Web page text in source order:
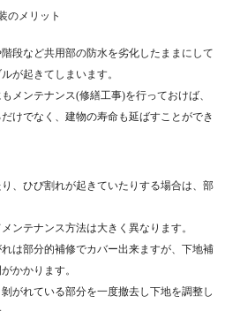
のメリット
段など共用部の防水を劣化したままにして
が起きてしまいます。
メンテナンス(修繕工事)を行っておけば、
けでなく、建物の寿命も延ばすことができ
、ひび割れが起きていたりする場合は、部
ンテナンス方法は大きく異なります。
は部分的補修でカバー出来ますが、下地補
かかります。
がれている部分を一度撤去し下地を調整し